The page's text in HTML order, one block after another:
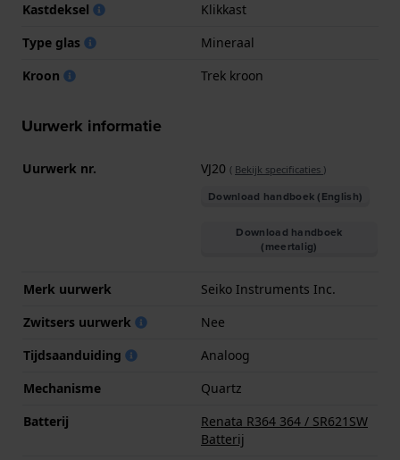
Kastdeksel
Klikkast
Type glas
Mineraal
Kroon
Trek kroon
Uurwerk informatie
Uurwerk nr. VJ20 ( Bekijk specificaties )
Download handboek (English)
Download handboek
(meertalig)
Merk uurwerk
Seiko Instruments Inc.
Zwitsers uurwerk
Nee
Tijdsaanduiding
Analoog
Mechanisme
Quartz
Batterij
Renata R364 364 / SR621SW
Batterij